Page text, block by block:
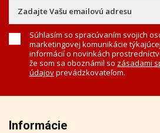
Súhlasím so spracúvaním svojich
marketingovej komunikácie
informácií o novinkách
že som sa oboznámil so zásadami
údajovprevádzkovateľom.
Informácie